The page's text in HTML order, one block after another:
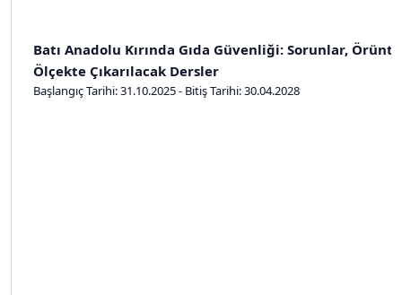
Batı Anadolu Kırında Gıda Güvenliği: Sorunlar,
Ölçekte Çıkarılacak Dersler
Başlangıç Tarihi: 31.10.2025 - Bitiş Tarihi: 30.04.2028